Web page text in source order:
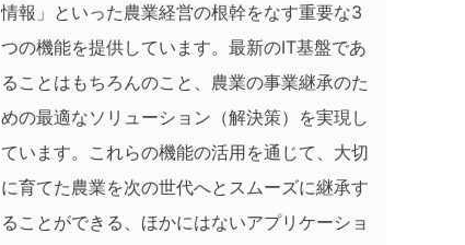
情報」といった農業経営の根幹をなす重要な3
つの機能を提供しています。最新のIT基盤であ
ることはもちろんのこと、農業の事業継承のた
めの最適なソリューション（解決策）を実現し
ています。これらの機能の活用を通じて、大切
に育てた農業を次の世代へとスムーズに継承す
ることができる、ほかにはないアプリケーショ